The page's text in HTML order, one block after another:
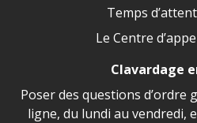
Temps
Le Centre
Clavardage
Poser des questions d’ordre
ligne, du lundi au vendredi,